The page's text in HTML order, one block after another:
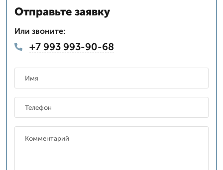
Отправьте заявку
Или звоните:
+7 993 993-90-68